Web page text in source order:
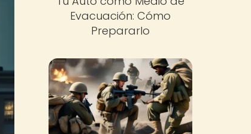
Evacuación: Cómo
Prepararlo